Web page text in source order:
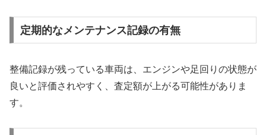
定期的なメンテナンス記録の有無
整備記録が残っている車両は、エンジンや足回りの状態が
良いと評価されやすく、査定額が上がる可能性がありま
す。